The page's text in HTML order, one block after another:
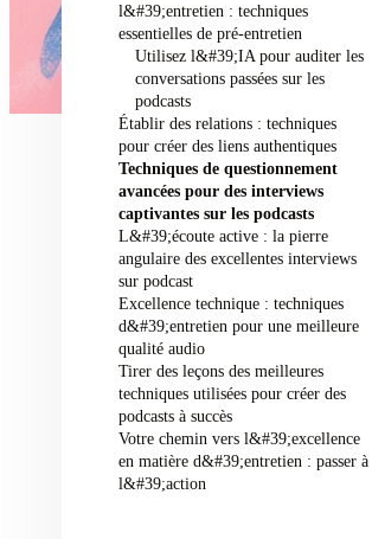
l&#39;entretien : techniques
essentielles de pré-entretien
Utilisez l&#39;IA pour auditer les
conversations passées sur les
podcasts
Établir des relations : techniques
pour créer des liens authentiques
Techniques de questionnement
avancées pour des interviews
captivantes sur les podcasts
L&#39;écoute active : la pierre
angulaire des excellentes interviews
sur podcast
Excellence technique : techniques
d&#39;entretien pour une meilleure
qualité audio
Tirer des leçons des meilleures
techniques utilisées pour créer des
podcasts à succès
Votre chemin vers l&#39;excellence
en matière d&#39;entretien : passer à
l&#39;action